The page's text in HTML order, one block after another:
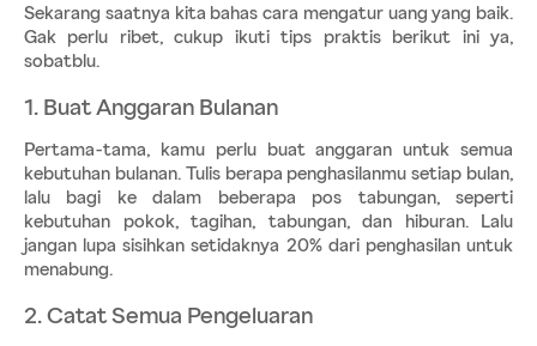
Sekarang saatnya kita bahas cara mengatur uang yang baik.
Gak perlu ribet, cukup ikuti tips praktis berikut ini ya,
sobatblu.
1. Buat Anggaran Bulanan
Pertama-tama, kamu perlu buat anggaran untuk semua
kebutuhan bulanan. Tulis berapa penghasilanmu setiap bulan,
lalu bagi ke dalam beberapa pos tabungan, seperti
kebutuhan pokok, tagihan, tabungan, dan hiburan. Lalu
jangan lupa sisihkan setidaknya 20% dari penghasilan untuk
menabung.
2. Catat Semua Pengeluaran